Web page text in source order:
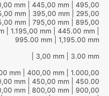
mm | 445,00 mm | 495,00
mm | 395,00 mm | 295,00
mm | 795,00 mm | 895,00
| 1.195,00 mm | 445.00 mm
995.00 mm | 1,195.00 mm
| 3,00 mm | 3.00 mm
mm | 400,00 mm | 1.000,00
mm | 450,00 mm | 450.00
mm | 800,00 mm | 900,00